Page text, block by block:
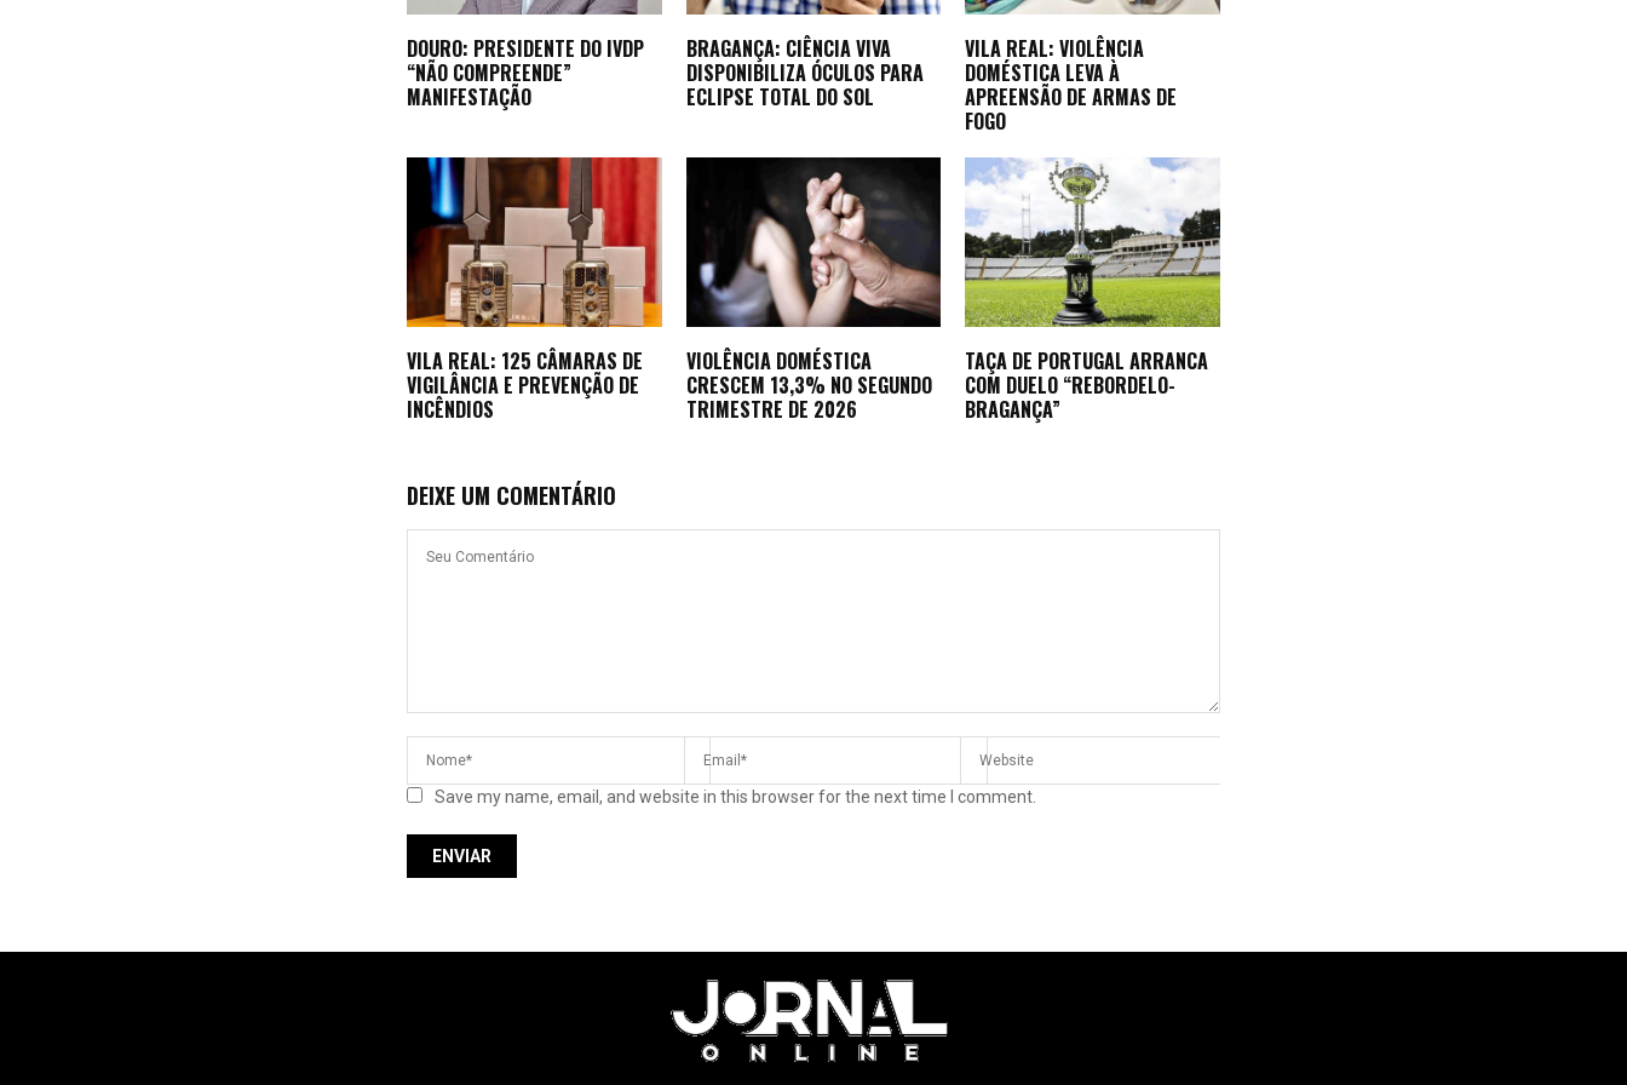
DOURO: PRESIDENTE DO IVDP
“NÃO COMPREENDE”
MANIFESTAÇÃO
BRAGANÇA: CIÊNCIA VIVA
DISPONIBILIZA ÓCULOS PARA
ECLIPSE TOTAL DO SOL
VILA REAL: VIOLÊNCIA
DOMÉSTICA LEVA À
APREENSÃO DE ARMAS DE
FOGO
VILA REAL: 125 CÂMARAS DE
VIGILÂNCIA E PREVENÇÃO DE
INCÊNDIOS
VIOLÊNCIA DOMÉSTICA
CRESCEM 13,3% NO SEGUNDO
TRIMESTRE DE 2026
TAÇA DE PORTUGAL ARRANCA
COM DUELO “REBORDELO-
BRAGANÇA”
DEIXE UM COMENTÁRIO
Save my name, email, and website in this browser for the next time I comment.